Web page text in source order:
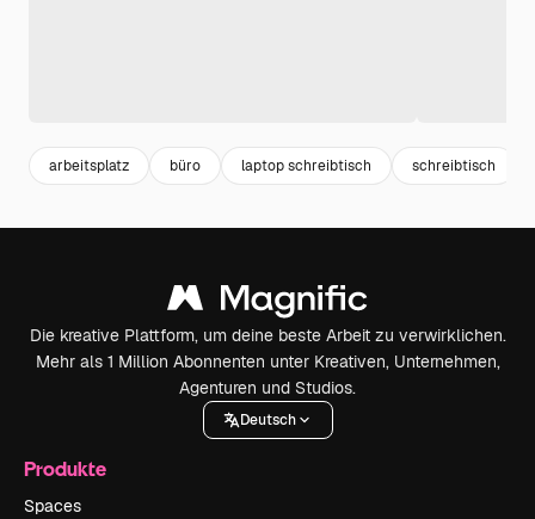
arbeitsplatz büro laptop schreibtisch schreibtisch
Die kreative Plattform, um deine beste Arbeit zu verwirklichen.
Mehr als 1 Million Abonnenten unter Kreativen, Unternehmen,
Agenturen und Studios.
Deutsch
Produkte
Spaces